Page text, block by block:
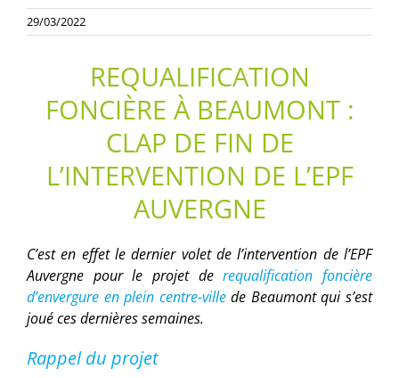
29/03/2022
REQUALIFICATION
FONCIÈRE À BEAUMONT :
CLAP DE FIN DE
L’INTERVENTION DE L’EPF
AUVERGNE
C’est en effet le dernier volet de l’intervention de l’EPF
Auvergne pour le projet derequalification foncière
d’envergure en plein centre-villede Beaumont qui s’est
joué ces dernières semaines.
Rappel du projet